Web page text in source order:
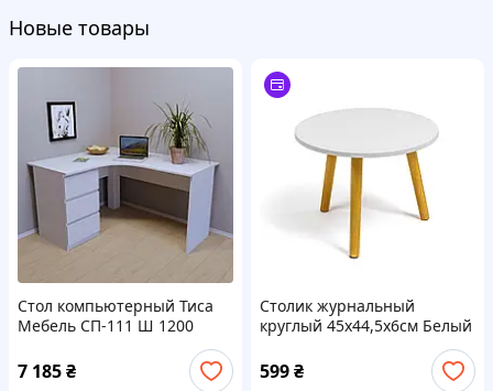
Новые товары
Стол компьютерный Тиса
Мебель СП-111 Ш 1200
Белый 750x1200x1200 мм
7 185₴
Столик журнальный
круглый 45х44,5х6см Белый
599₴